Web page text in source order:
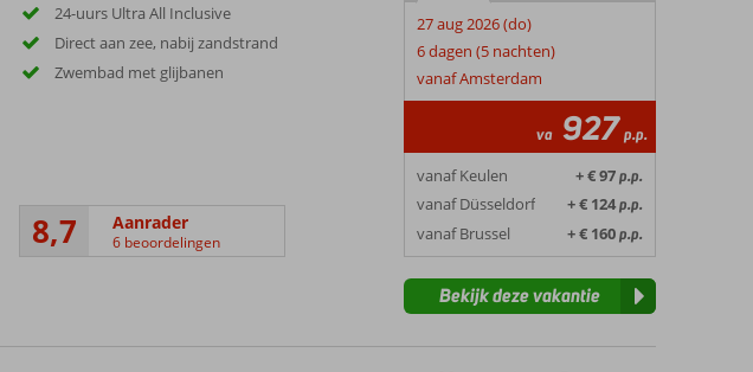
24-uurs Ultra All Inclusive
Direct aan zee, nabij zandstrand
Zwembad met glijbanen
8,7 Aanrader
6 beoordelingen
27 aug 2026 (do)
6 dagen (5 nachten)
vanaf Amsterdam
va 927 p.p.
vanaf Keulen + € 97p.p.
vanaf Düsseldorf + € 124p.p.
vanaf Brussel + € 160p.p.
Bekijk deze vakantie